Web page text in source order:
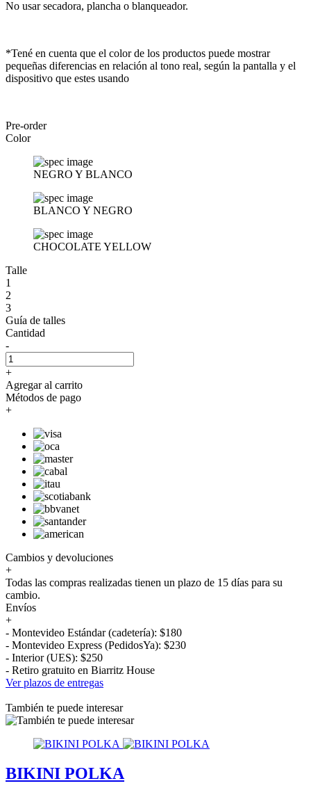
No usar secadora, plancha o blanqueador.
*Tené en cuenta que el color de los productos puede mostrar
pequeñas diferencias en relación al tono real, según la pantalla y el
dispositivo que estes usando
Pre-order
Color
NEGRO Y BLANCO
BLANCO Y NEGRO
CHOCOLATE YELLOW
Talle
1
2
3
Guía de talles
Cantidad
-
+
Agregar al carrito
Métodos de pago
+
Cambios y devoluciones
+
Todas las compras realizadas tienen un plazo de 15 días para su
cambio.
Envíos
+
- Montevideo Estándar (cadetería): $180
- Montevideo Express (PedidosYa): $230
- Interior (UES): $250
- Retiro gratuito en Biarritz House
Ver plazos de entregas
También te puede interesar
BIKINI POLKA